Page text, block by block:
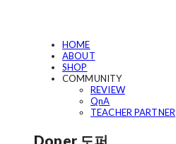
HOME
ABOUT
SHOP
COMMUNITY
REVIEW
QnA
TEACHER PARTNER